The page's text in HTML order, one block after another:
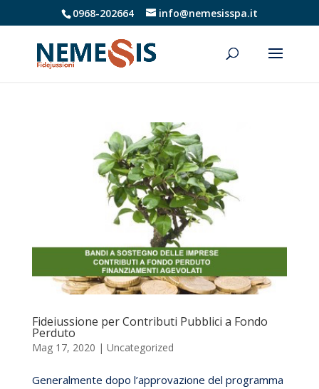
0968-202664 info@nemesisspa.it
Fideiussione per Contributi Pubblici a Fondo
Perduto
Mag 17, 2020 | Uncategorized
Generalmente dopo l’approvazione del programma